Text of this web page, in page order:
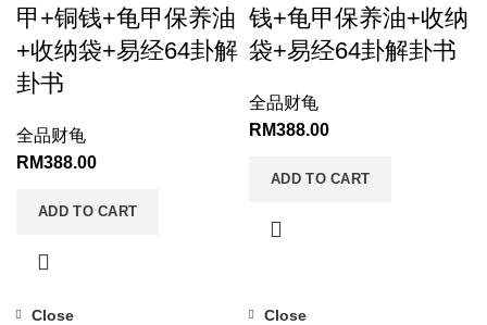
甲+铜钱+龟甲保养油
+收纳袋+易经64卦解
卦书
全品财龟
RM388.00
ADD TO CART
钱+龟甲保养油+收纳
袋+易经64卦解卦书
全品财龟
RM388.00
ADD TO CART
Close Close